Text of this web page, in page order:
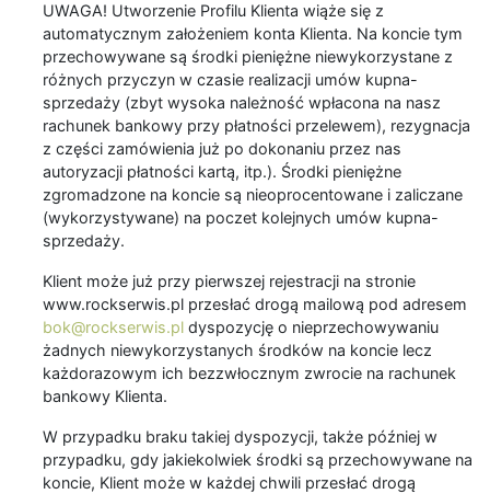
UWAGA! Utworzenie Profilu Klienta wiąże się z
automatycznym założeniem konta Klienta. Na koncie tym
przechowywane są środki pieniężne niewykorzystane z
różnych przyczyn w czasie realizacji umów kupna-
sprzedaży (zbyt wysoka należność wpłacona na nasz
rachunek bankowy przy płatności przelewem), rezygnacja
z części zamówienia już po dokonaniu przez nas
autoryzacji płatności kartą, itp.). Środki pieniężne
zgromadzone na koncie są nieoprocentowane i zaliczane
(wykorzystywane) na poczet kolejnych umów kupna-
sprzedaży.
Klient może już przy pierwszej rejestracji na stronie
www.rockserwis.pl przesłać drogą mailową pod adresem
bok@rockserwis.pl dyspozycję o nieprzechowywaniu
żadnych niewykorzystanych środków na koncie lecz
każdorazowym ich bezzwłocznym zwrocie na rachunek
bankowy Klienta.
W przypadku braku takiej dyspozycji, także później w
przypadku, gdy jakiekolwiek środki są przechowywane na
koncie, Klient może w każdej chwili przesłać drogą